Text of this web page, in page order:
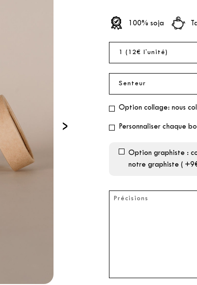
›
100% soja
Option collage: nous
Personnaliser chaque
Option graphiste :
notre graphiste (